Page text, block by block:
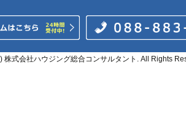
株式会社ハウジング総合コンサルタント. All Rights